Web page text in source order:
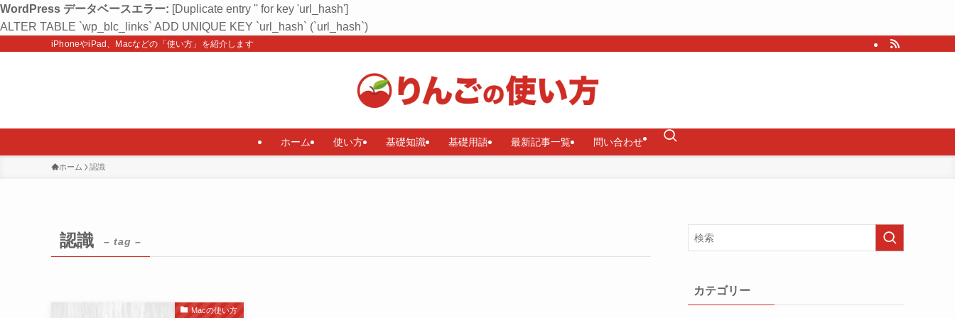
WordPress データベースエラー: [Duplicate entry '' for key 'url_hash']
ALTER TABLE `wp_blc_links` ADD UNIQUE KEY `url_hash` (`url_hash`)
iPhoneやiPad、Macなどの「使い方」を紹介します
ホーム 使い方 基礎知識 基礎用語 最新記事一覧 問い合わせ
ホーム 認識
認識 – tag –
Macの使い方
カテゴリー